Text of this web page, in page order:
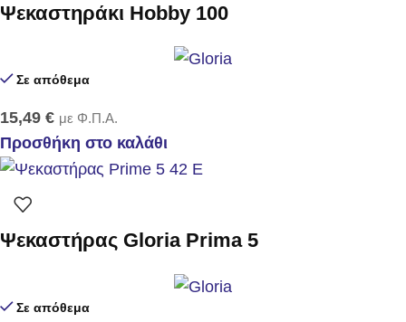
Ψεκαστηράκι Hobby 100
Σε απόθεμα
15,49 € με Φ.Π.Α.
Προσθήκη στο καλάθι
Ψεκαστήρας Gloria Prima 5
Σε απόθεμα